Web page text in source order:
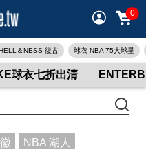
0
＆NESS 復古 球衣 NBA 75大球星
球衣七折出清
NBA 湖人